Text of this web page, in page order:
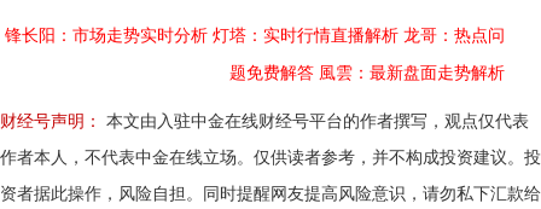
锋长阳：市场走势实时分析 灯塔：实时行情直播解析 龙哥：热点问
题免费解答 風雲：最新盘面走势解析
财经号声明：
本文由入驻中金在线财经号平台的作者撰写，观点仅代表
作者本人，不代表中金在线立场。仅供读者参考，并不构成投资建议。投
资者据此操作，风险自担。同时提醒网友提高风险意识，请勿私下汇款给